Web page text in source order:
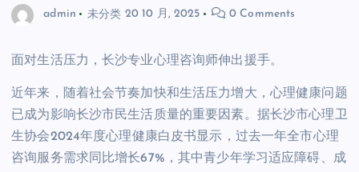
admin 未分类 20 10 月, 2025 0 Comments
面对生活压力，长沙专业心理咨询师伸出援手。
近年来，随着社会节奏加快和生活压力增大，心理健康问题
已成为影响长沙市民生活质量的重要因素。据长沙市心理卫
生协会2024年度心理健康白皮书显示，过去一年全市心理
咨询服务需求同比增长67%，其中青少年学习适应障碍、成